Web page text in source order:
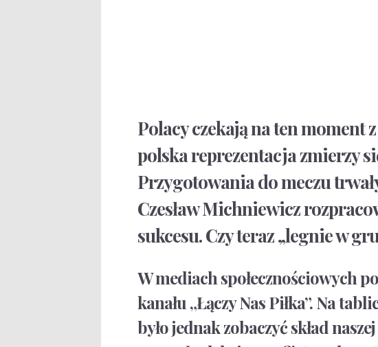
Polacy czekają na ten moment
polska reprezentacja zmierzy
Przygotowania do meczu
Czesław Michniewicz
sukcesu. Czy teraz „legnie w
W mediach społecznościowych
kanału „Łączy Nas Piłka”. Na
było jednak zobaczyć skład